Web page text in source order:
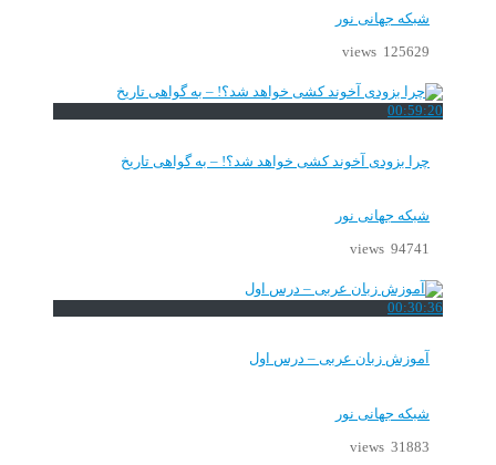
شبکه جهانی نور
125629 views
00:59:20
چرا بزودی آخوند کشی خواهد شد؟! – به گواهی تاریخ
شبکه جهانی نور
94741 views
00:30:36
آموزش زبان عربی – درس اول
شبکه جهانی نور
31883 views